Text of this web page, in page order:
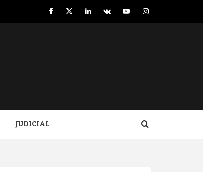
FacebookTwitterLinkedIn
VK YouTubeInstagram
JUDICIAL